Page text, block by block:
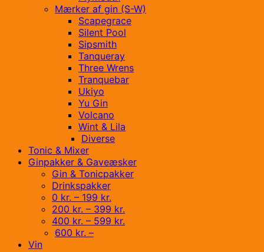
Mærker af gin (S-W)
Scapegrace
Silent Pool
Sipsmith
Tanqueray
Three Wrens
Tranquebar
Ukiyo
Yu Gin
Volcano
Wint & Lila
Diverse
Tonic & Mixer
Ginpakker & Gaveæsker
Gin & Tonicpakker
Drinkspakker
0 kr. – 199 kr.
200 kr. – 399 kr.
400 kr. – 599 kr.
600 kr. –
Vin